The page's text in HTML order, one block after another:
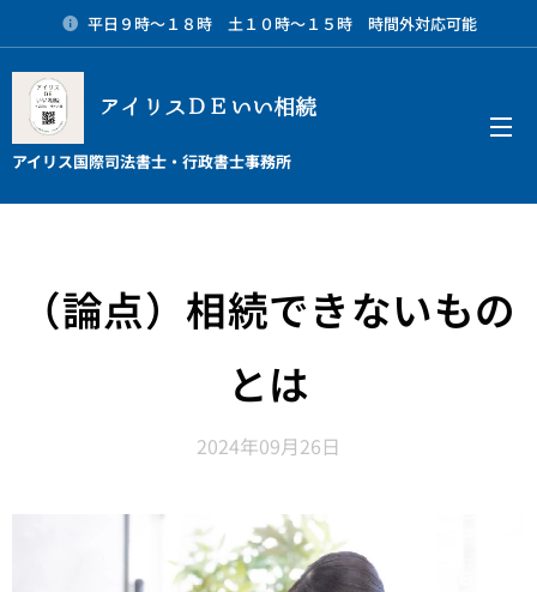
平日９時～１８時 土１０時～１５時 時間外対応可能
アイリスＤＥいい相続
アイリス国際司法書士・行政書士事務所
（論点）相続できないもの
とは
2024年09月26日